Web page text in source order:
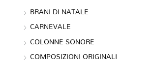
BRANI DI NATALE
CARNEVALE
COLONNE SONORE
COMPOSIZIONI ORIGINALI